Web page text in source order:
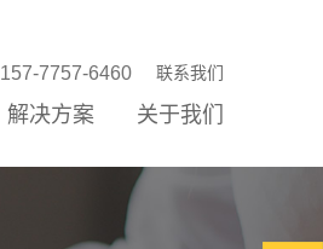
157-7757-6460 联系我们
解决方案 关于我们